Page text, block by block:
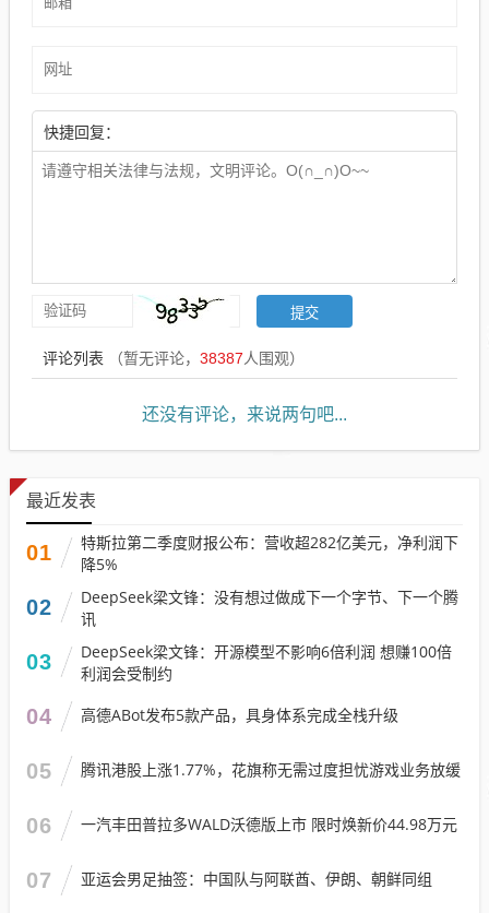
快捷回复：
评论列表 （暂无评论， 38387人围观）
还没有评论，来说两句吧...
最近发表
01
特斯拉第二季度财报公布：营收超282亿美元，净利润下
降5%
02
DeepSeek梁文锋：没有想过做成下一个字节、下一个腾
讯
03
DeepSeek梁文锋：开源模型不影响6倍利润 想赚100倍
利润会受制约
04 高德ABot发布5款产品，具身体系完成全栈升级
05 腾讯港股上涨1.77%，花旗称无需过度担忧游戏业务放缓
06 一汽丰田普拉多WALD沃德版上市 限时焕新价44.98万元
07 亚运会男足抽签：中国队与阿联酋、伊朗、朝鲜同组